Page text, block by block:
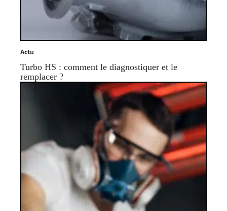
Actu
Turbo HS : comment le diagnostiquer et le
remplacer ?